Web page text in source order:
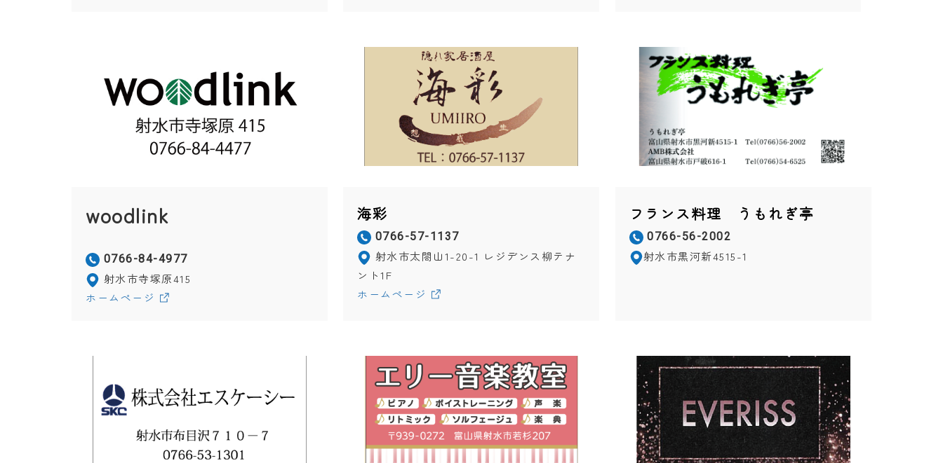
woodlink
0766-84-4977
射水市寺塚原415
ホームページ
海彩
0766-57-1137
射水市太閤山1-20-1 レジデンス柳テナ
ント1F
ホームページ
フランス料理 うもれぎ亭
0766-56-2002
射水市黒河新4515-1